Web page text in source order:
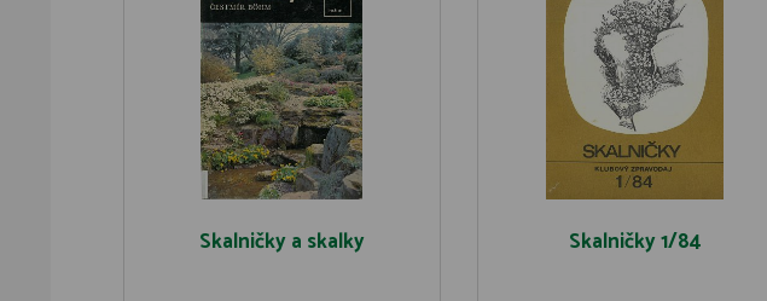
Skalničky a skalky Skalničky 1/84